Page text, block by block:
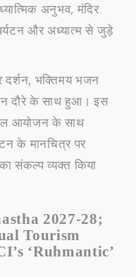
अनुभव, मंदिर
और अध्यात्म से जुड़े
दर्शन, भक्तिमय भजन
दौरे के साथ हुआ। इस
आयोजन के साथ
के मानचित्र पर
संकल्प व्यक्त किया
2027-28;
Tourism
‘Ruhmantic’